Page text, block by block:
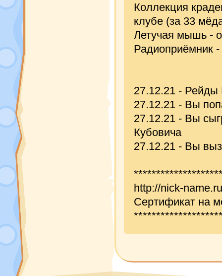
Коллекция
клубе (за 33
Летучая мышь -
Радиоприёмник
27.12.21 - Рейды
27.12.21 - Вы
27.12.21 - Вы
Кубовича
27.12.21 - Вы
http://nick-
Сертификат на